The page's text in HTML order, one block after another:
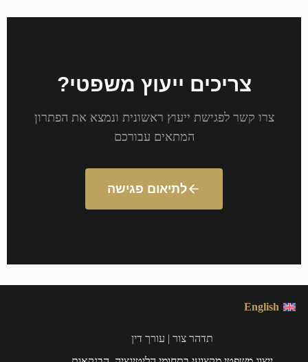
צריכים ייעוץ משפטי?
צרו קשר לפגישת ייעוץ ראשונית ונמצא את הפתרון
המתאים עבורכם
לתיאום פגישה
English
תדהר צור | עורך דין